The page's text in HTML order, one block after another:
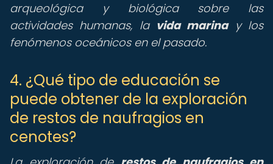
arqueológica y biológica sobre las
actividades humanas, la vida marinay los
fenómenos oceánicos en el pasado.
4. ¿Qué tipo de educación se
puede obtener de la exploración
de restos de naufragios en
cenotes?